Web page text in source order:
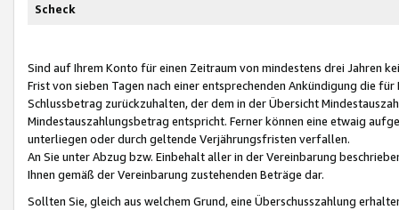
Scheck
Sind auf Ihrem Konto für einen Zeitraum von mindestens drei Jahren
Frist von sieben Tagen nach einer entsprechenden Ankündigung die
Schlussbetrag zurückzuhalten, der dem in der Übersicht
Mindestauszahlungsbetrag entspricht. Ferner können eine etwaig
unterliegen oder durch geltende Verjährungsfristen verfallen.
An Sie unter Abzug bzw. Einbehalt aller in der Vereinbarung
Ihnen gemäß der Vereinbarung zustehenden Beträge dar.
Sollten Sie, gleich aus welchem Grund, eine Überschusszahlung